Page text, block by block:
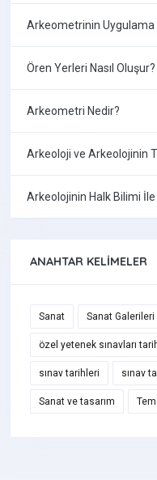
Arkeometrinin Uygulama
Ören Yerleri Nasıl Oluşur?
Arkeometri Nedir?
Arkeoloji ve Arkeolojinin
Arkeolojinin Halk Bilimi İle
ANAHTAR KELIMELER
Sanat Sanat Galerileri
özel yetenek sınavları
sınav tarihleri sınav
Sanat ve tasarım